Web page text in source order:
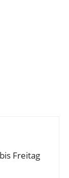
Freitag